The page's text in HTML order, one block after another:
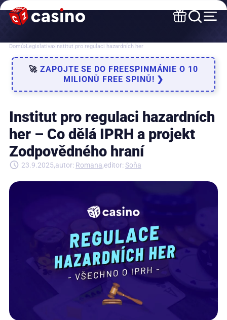
Domů Legislativa Institut pro regulaci hazardních her
🚀 ZAPOJTE SE DO FREESPINMÁNIE O 10
MILIONŮ FREE SPINŮ! ❯
Institut pro regulaci hazardních
her – Co dělá IPRH a projekt
Zodpovědného hraní
23.9.2025 autor: Romana editor: Soňa